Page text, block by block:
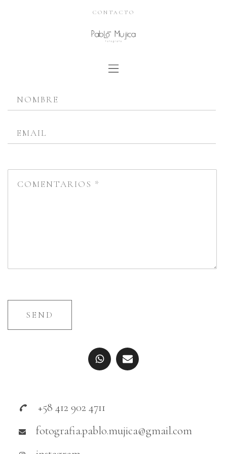
CONTACTO
SEND
+58 412 902 4711
fotografia.pablo.mujica@gmail.com